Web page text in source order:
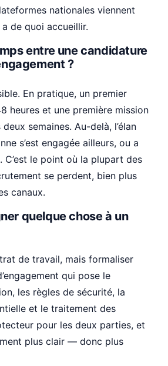
nationales viennent
de quoi accueillir.
entre une candidature
?
En pratique, un premier
heures et une première mission
semaines. Au-delà, l’élan
s’est engagée ailleurs, ou a
C’est le point où la plupart des
se perdent, bien plus
canaux.
quelque chose à un
de travail, mais formaliser
qui pose le
les règles de sécurité, la
et le traitement des
pour les deux parties, et
plus clair — donc plus